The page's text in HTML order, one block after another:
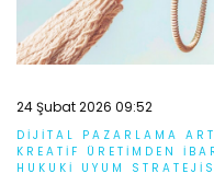
24 Şubat 2026 09:52
DIJITAL PAZARLAMA
KREATIF ÜRETIMDEN
HUKUKI UYUM